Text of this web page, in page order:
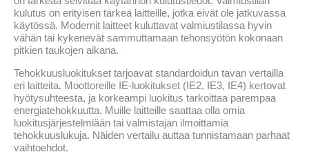
kulutus on erityisen tärkeä laitteille, jotka eivät ole jatkuvassa
käytössä. Modernit laitteet kuluttavat valmiustilassa hyvin
vähän tai kykenevät sammuttamaan tehonsyötön kokonaan
pitkien taukojen aikana.
Tehokkuusluokitukset tarjoavat standardoidun tavan vertailla
eri laitteita. Moottoreille IE-luokitukset (IE2, IE3, IE4) kertovat
hyötysuhteesta, ja korkeampi luokitus tarkoittaa parempaa
energiatehokkuutta. Muille laitteille saattaa olla omia
luokitusjärjestelmiään tai valmistajan ilmoittamia
tehokkuuslukuja. Näiden vertailu auttaa tunnistamaan parhaat
vaihtoehdot.